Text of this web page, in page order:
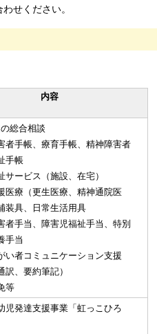
せください。
内容
総合相談
者手帳、療育手帳、精神障害者
手帳
サービス（施設、在宅）
医療（更生医療、精神通院医
装具、日常生活用具
者手当、障害児福祉手当、特別
手当
い者コミュニケーション支援
訳、要約筆記）
等
児発達支援事業「虹っこひろ